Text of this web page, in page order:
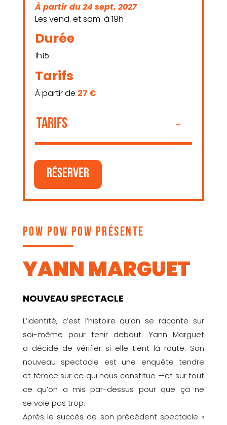
À partir du 24 sept. 2027
Les vend. et sam. à 19h
Durée
1h15
Tarifs
À partir de 27 €
TARIFS
RÉSERVER
POW POW POW PRÉSENTE
YANN MARGUET
NOUVEAU SPECTACLE
L’identité, c’est l’histoire qu’on se raconte sur
soi-même pour tenir debout. YannMarguet
a décidé de vérifier si elle tient la route. Son
nouveau spectacle est une enquête tendre
et féroce sur ce qui nous constitue —et sur tout
ce qu’on a mis par-dessus pour que ça ne
se voie pas trop.
Après le succès de son précédent spectacle «